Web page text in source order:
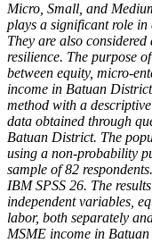
Micro, Small, and
plays a significant role
They are also
resilience. The purpose
between equity, micro-
income in Batuan
method with a
data obtained through
Batuan District. The
using a non-probability
sample of 82
IBM SPSS 26. The
independent variables,
labor, both separately
MSME income in